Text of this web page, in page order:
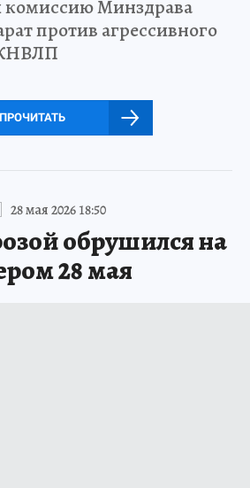
Минздрава
против агрессивного
ПРОЧИТАТЬ
28 мая 2026 18:50
обрушился на
28 мая